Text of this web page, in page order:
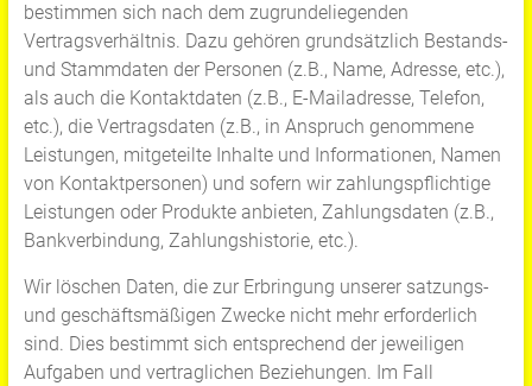
bestimmen sich nach dem zugrundeliegenden
Vertragsverhältnis. Dazu gehören grundsätzlich Bestands-
und Stammdaten der Personen (z.B., Name, Adresse, etc.),
als auch die Kontaktdaten (z.B., E-Mailadresse, Telefon,
etc.), die Vertragsdaten (z.B., in Anspruch genommene
Leistungen, mitgeteilte Inhalte und Informationen, Namen
von Kontaktpersonen) und sofern wir zahlungspflichtige
Leistungen oder Produkte anbieten, Zahlungsdaten (z.B.,
Bankverbindung, Zahlungshistorie, etc.).
Wir löschen Daten, die zur Erbringung unserer satzungs-
und geschäftsmäßigen Zwecke nicht mehr erforderlich
sind. Dies bestimmt sich entsprechend der jeweiligen
Aufgaben und vertraglichen Beziehungen. Im Fall